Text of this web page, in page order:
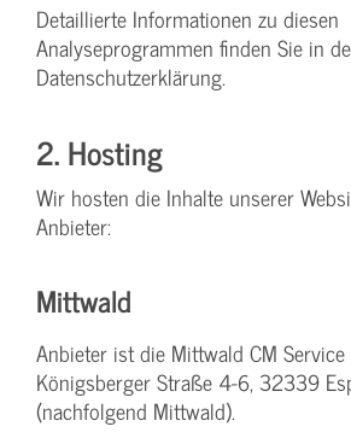
Detaillierte Informationen zu diesen
Analyseprogrammen finden Sie in
Datenschutzerklärung.
2. Hosting
Wir hosten die Inhalte unserer
Anbieter:
Mittwald
Anbieter ist die Mittwald CM Service
Königsberger Straße 4-6, 32339
(nachfolgend Mittwald).